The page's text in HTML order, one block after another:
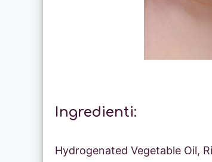
Ingredienti:
Hydrogenated Vegetable Oil,